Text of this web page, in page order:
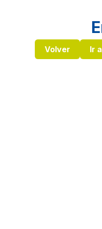
Volver Ir